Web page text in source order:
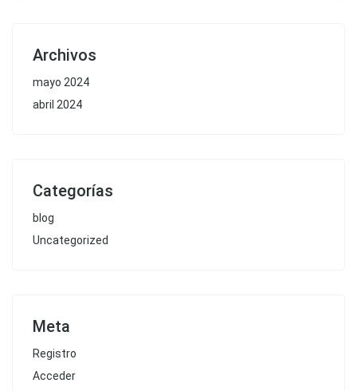
Archivos
mayo 2024
abril 2024
Categorías
blog
Uncategorized
Meta
Registro
Acceder